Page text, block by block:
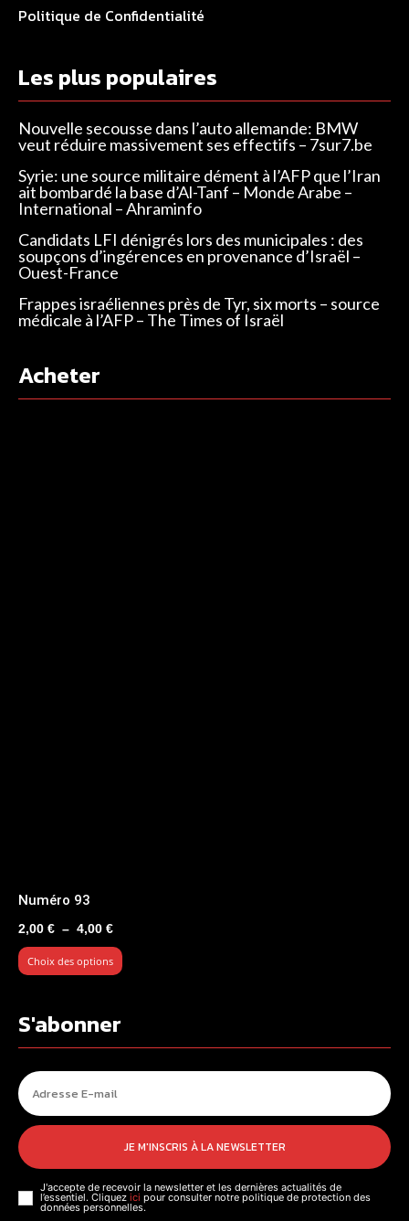
Politique de Confidentialité
Les plus populaires
Nouvelle secousse dans l’auto allemande: BMW
veut réduire massivement ses effectifs – 7sur7.be
Syrie: une source militaire dément à l’AFP que l’Iran
ait bombardé la base d’Al-Tanf – Monde Arabe –
International – Ahraminfo
Candidats LFI dénigrés lors des municipales : des
soupçons d’ingérences en provenance d’Israël –
Ouest-France
Frappes israéliennes près de Tyr, six morts – source
médicale à l’AFP – The Times of Israël
Acheter
Numéro 93
2,00 € – 4,00 €Plage
de
prix :
4,00 €
Choix des options
S'abonner
JE M'INSCRIS À LA NEWSLETTER
J'accepte de recevoir la newsletter et les dernières actualités de
l’essentiel. Cliquez ici pour consulter notre politique de protection des
données personnelles.